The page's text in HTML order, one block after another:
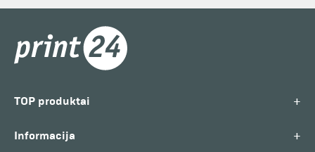
TOP produktai +
Informacija +